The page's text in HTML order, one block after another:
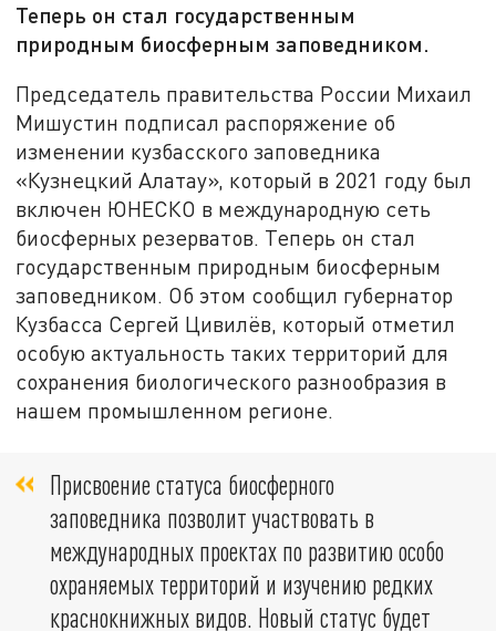
Теперь он стал государственным
природным биосферным заповедником.
Председатель правительства России Михаил
Мишустин подписал распоряжение об
изменении кузбасского заповедника
«Кузнецкий Алатау», который в 2021 году был
включен ЮНЕСКО в международную сеть
биосферных резерватов. Теперь он стал
государственным природным биосферным
заповедником. Об этом сообщил губернатор
Кузбасса Сергей Цивилёв, который отметил
особую актуальность таких территорий для
сохранения биологического разнообразия в
нашем промышленном регионе.
Присвоение статуса биосферного
заповедника позволит участвовать в
международных проектах по развитию особо
охраняемых территорий и изучению редких
краснокнижных видов. Новый статус будет